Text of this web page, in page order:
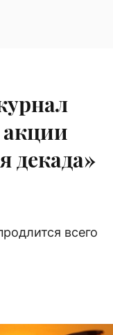
акции
декада»
всего